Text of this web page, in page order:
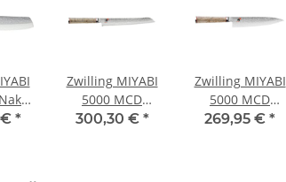
*
Zwilling MIYABI
5000 MCD
Brotmesser 23
300,30 € *
Zwilling MIYABI
5000 MCD
Gyutoh 20 cm
269,95 € *